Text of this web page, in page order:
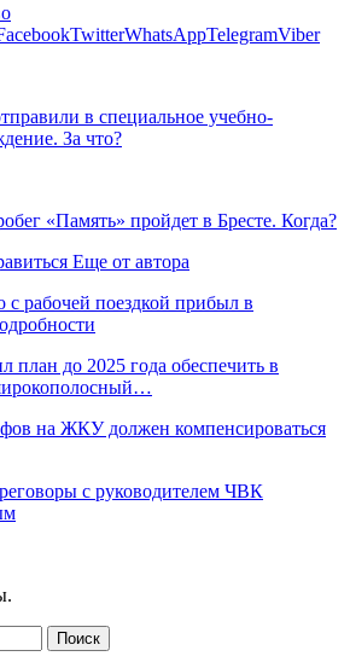
TwitterWhatsAppTelegramViber
в специальное учебно-
За что?
«Память» пройдет в Бресте. Когда?
Еще от автора
рабочей поездкой прибыл в
план до 2025 года обеспечить в
на ЖКУ должен компенсироваться
с руководителем ЧВК